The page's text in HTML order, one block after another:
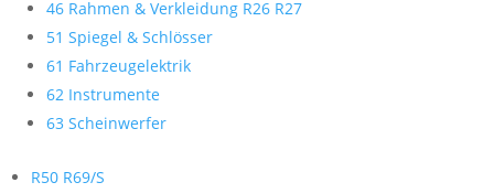
46 Rahmen & Verkleidung R26 R27
51 Spiegel & Schlösser
61 Fahrzeugelektrik
62 Instrumente
63 Scheinwerfer
R50 R69/S